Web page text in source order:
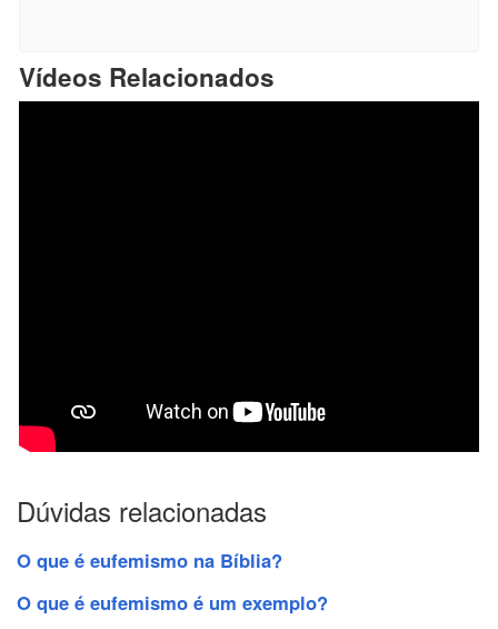
Vídeos Relacionados
Dúvidas relacionadas
O que é eufemismo na Bíblia?
O que é eufemismo é um exemplo?